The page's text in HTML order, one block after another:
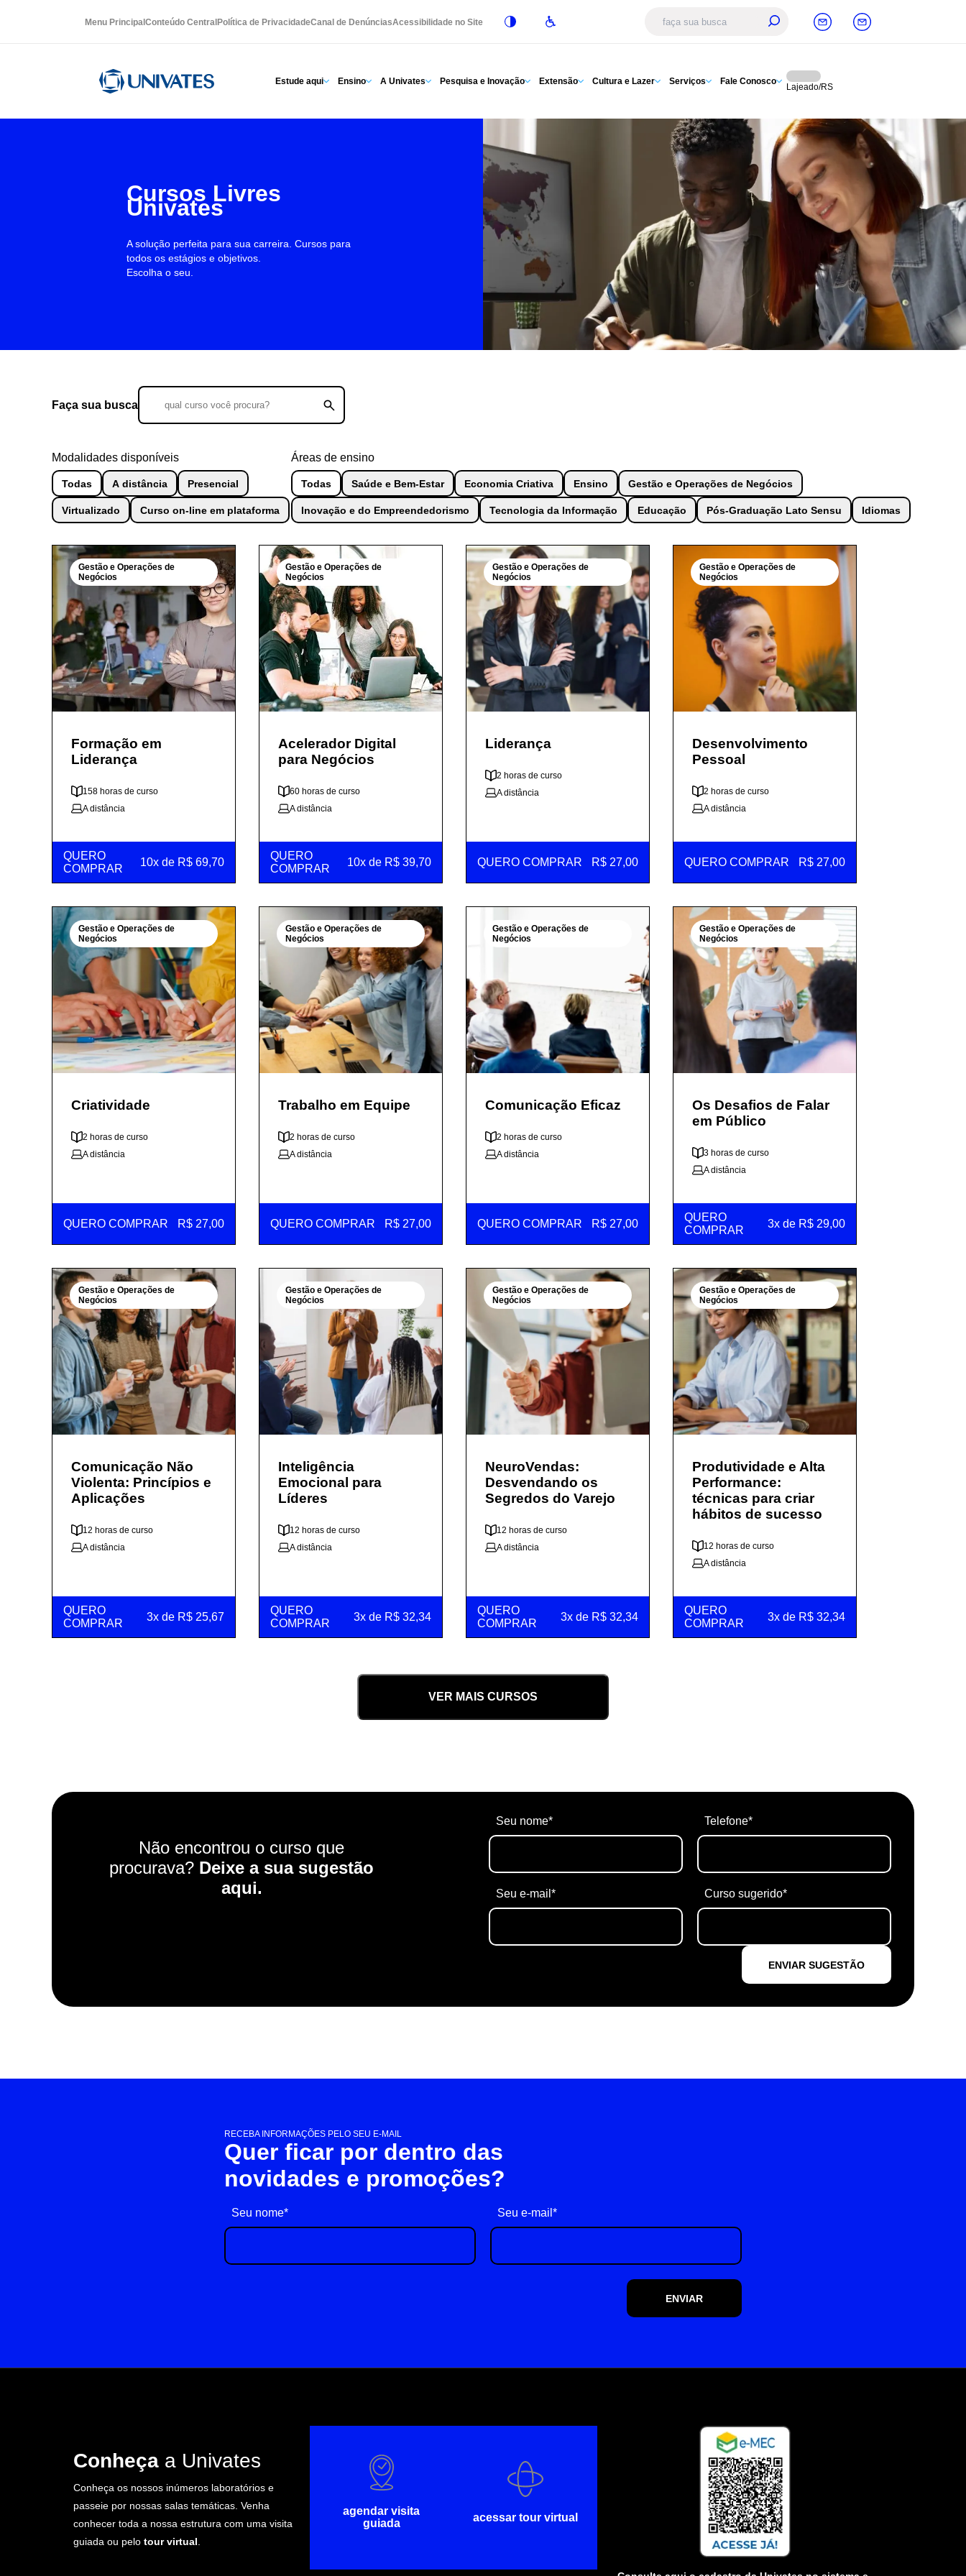
Menu Principal Conteúdo Central Política de PrivacidadeCanal de DenúnciasAcessibilidade no Site
Estude aqui Ensino A Univates Pesquisa e Inovação Extensão Cultura e Lazer Serviços Fale Conosco
Lajeado/RS
Cursos Livres
Univates
A solução perfeita para sua carreira. Cursos para
todos os estágios e objetivos.
Escolha o seu.
Faça sua busca
Modalidades disponíveis
Todas A distância Presencial
Virtualizado Curso on-line em plataforma
Áreas de ensino
Todas Saúde e Bem-Estar Economia Criativa Ensino Gestão e Operações de Negócios
Inovação e do Empreendedorismo Tecnologia da Informação Educação Pós-Graduação Lato Sensu Idiomas
Gestão e Operações de
Negócios
Formação em
Liderança
158 horas de curso
A distância
QUERO
COMPRAR
10x de R$ 69,70
Gestão e Operações de
Negócios
Acelerador Digital
para Negócios
60 horas de curso
A distância
QUERO
COMPRAR
10x de R$ 39,70
Gestão e Operações de
Negócios
Liderança
2 horas de curso
A distância
QUERO COMPRAR R$ 27,00
Gestão e Operações de
Negócios
Desenvolvimento
Pessoal
2 horas de curso
A distância
QUERO COMPRAR R$ 27,00
Gestão e Operações de
Negócios
Criatividade
2 horas de curso
A distância
QUERO COMPRAR R$ 27,00
Gestão e Operações de
Negócios
Trabalho em Equipe
2 horas de curso
A distância
QUERO COMPRAR R$ 27,00
Gestão e Operações de
Negócios
Comunicação Eficaz
2 horas de curso
A distância
QUERO COMPRAR R$ 27,00
Gestão e Operações de
Negócios
Os Desafios de Falar
em Público
3 horas de curso
A distância
QUERO
COMPRAR
3x de R$ 29,00
Gestão e Operações de
Negócios
Comunicação Não
Violenta: Princípios e
Aplicações
12 horas de curso
A distância
QUERO
COMPRAR
3x de R$ 25,67
Gestão e Operações de
Negócios
Inteligência
Emocional para
Líderes
12 horas de curso
A distância
QUERO
COMPRAR
3x de R$ 32,34
Gestão e Operações de
Negócios
NeuroVendas:
Desvendando os
Segredos do Varejo
12 horas de curso
A distância
QUERO
COMPRAR
3x de R$ 32,34
Gestão e Operações de
Negócios
Produtividade e Alta
Performance:
técnicas para criar
hábitos de sucesso
12 horas de curso
A distância
QUERO
COMPRAR
3x de R$ 32,34
VER MAIS CURSOS
Não encontrou o curso que
procurava? Deixe a sua sugestão
aqui.
Seu nome* Telefone*
Seu e-mail* Curso sugerido*
ENVIAR SUGESTÃO
RECEBA INFORMAÇÕES PELO SEU E-MAIL
Quer ficar por dentro das
novidades e promoções?
Seu nome* Seu e-mail*
ENVIAR
Conheça a Univates
Conheça os nossos inúmeros laboratórios e
passeie por nossas salas temáticas. Venha
conhecer toda a nossa estrutura com uma visita
guiada ou pelo tour virtual
agendar visita
guiada
acessar tour virtual